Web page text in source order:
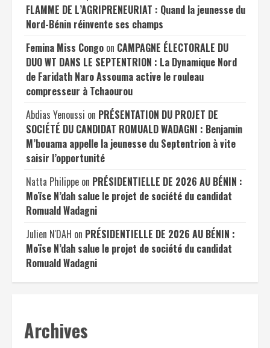
FLAMME DE L’AGRIPRENEURIAT : Quand la jeunesse du
Nord-Bénin réinvente ses champs
Femina Miss Congo on CAMPAGNE ÉLECTORALE DU
DUO WT DANS LE SEPTENTRION : La Dynamique Nord
de Faridath Naro Assouma active le rouleau
compresseur à Tchaourou
Abdias Yenoussi on PRÉSENTATION DU PROJET DE
SOCIÉTÉ DU CANDIDAT ROMUALD WADAGNI : Benjamin
M’bouama appelle la jeunesse du Septentrion à vite
saisir l’opportunité
Natta Philippe on PRÉSIDENTIELLE DE 2026 AU BÉNIN :
Moïse N’dah salue le projet de société du candidat
Romuald Wadagni
Julien N'DAH on PRÉSIDENTIELLE DE 2026 AU BÉNIN :
Moïse N’dah salue le projet de société du candidat
Romuald Wadagni
Archives